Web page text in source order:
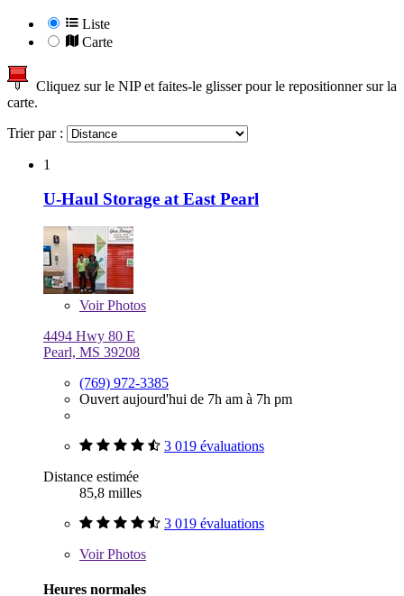
Liste
Carte
Cliquez sur le NIP et faites-le glisser pour le repositionner sur la
carte.
Trier par :
1
U-Haul Storage at East Pearl
VoirPhotos
4494 Hwy 80 E
Pearl, MS 39208
(769) 972-3385
Ouvert aujourd'hui de 7h am à 7h pm
3 019 évaluations
Distance estimée
85,8 milles
3 019 évaluations
VoirPhotos
Heures normales